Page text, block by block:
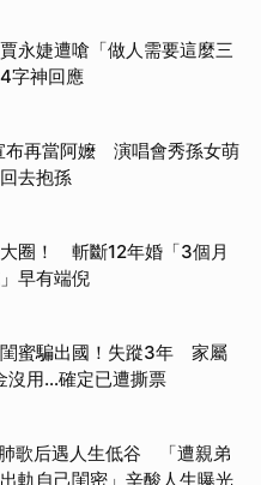
永婕遭嗆「做人需要這麼三
字神回應
布再當阿嬤 演唱會秀孫女萌
去抱孫
圈！ 斬斷12年婚「3個月
早有端倪
蜜騙出國！失蹤3年 家屬
沒用…確定已遭撕票
歌后遇人生低谷 「遭親弟
軌自己閨密」辛酸人生曝光